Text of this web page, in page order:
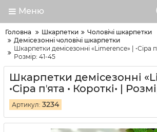
Меню
Головна Шкарпетки
Чоловічі шкарпетки
Демісезонні чоловічі шкарпетки
Шкарпетки демісезонні «Limerence» | •Сіра
Розмір: 41-45
Шкарпетки демісезонні
•Сіра пʼята • Короткі• |
Артикул: 3234